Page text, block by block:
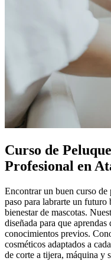
Curso de
Profesional en
Encontrar un buen curso de
paso para labrarte un
bienestar de mascotas.
diseñada para que
conocimientos previos.
cosméticos adaptados a
de corte a tijera, máquina y